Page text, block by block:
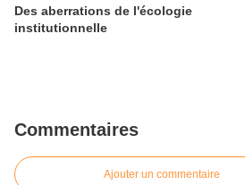
Des aberrations de l'écologie
institutionnelle
Commentaires
Ajouter un commentaire